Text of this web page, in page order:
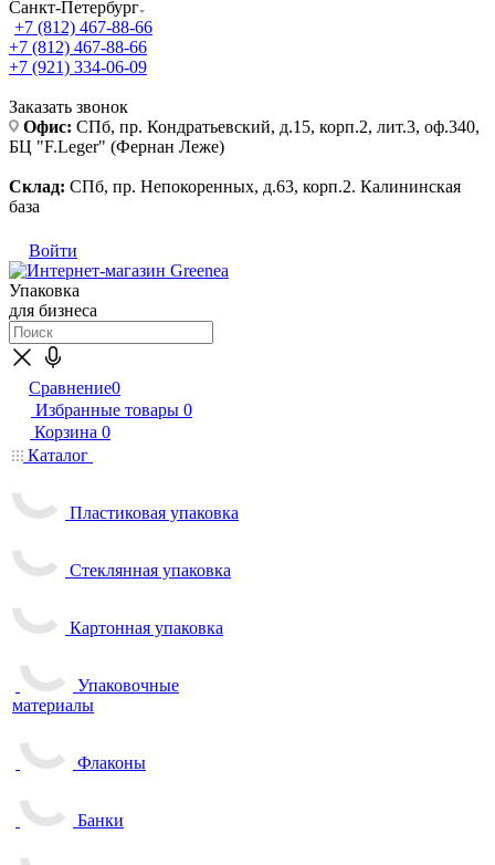
Санкт-Петербург
+7 (812) 467-88-66
+7 (812) 467-88-66
+7 (921) 334-06-09
Заказать звонок
Офис: СПб, пр. Кондратьевский, д.15, корп.2, лит.3, оф.340,
БЦ "F.Leger" (Фернан Леже)
Склад: СПб, пр. Непокоренных, д.63, корп.2. Калининская
база
Войти
Упаковка
для бизнеса
Сравнение0
Избранные товары 0
Корзина 0
Каталог
Пластиковая упаковка
Стеклянная упаковка
Картонная упаковка
Упаковочные
материалы
Флаконы
Банки